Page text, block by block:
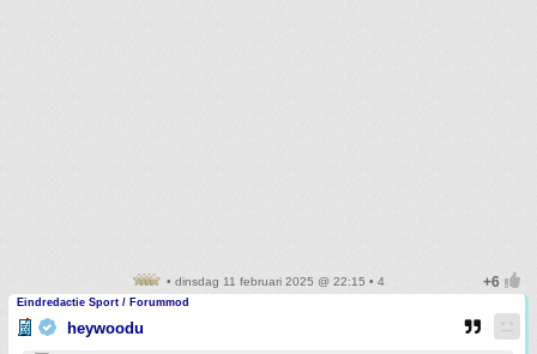
• dinsdag 11 februari 2025 @ 22:15 • 4
Eindredactie Sport / Forummod
heywoodu